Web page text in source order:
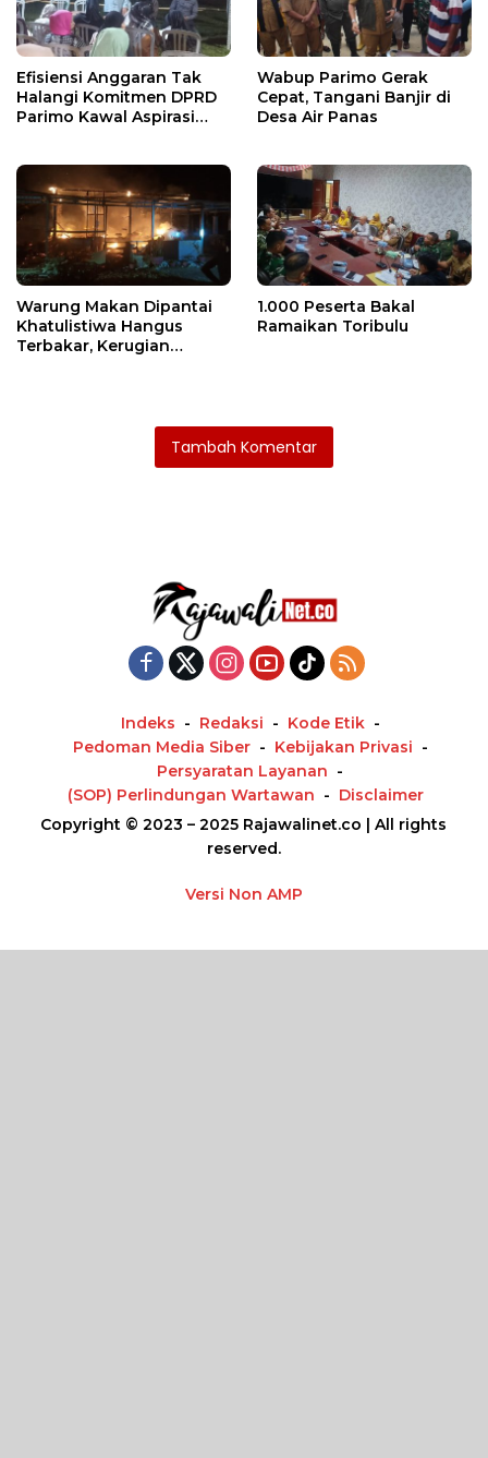
Efisiensi Anggaran Tak
Halangi Komitmen DPRD
Parimo Kawal Aspirasi
Wabup Parimo Gerak
Cepat, Tangani Banjir di
Desa Air Panas
Warung Makan Dipantai
Khatulistiwa Hangus
Terbakar, Kerugian
1.000 Peserta Bakal
Ramaikan Toribulu
Tambah Komentar
Indeks Redaksi
Kode Etik
Pedoman Media Siber
Kebijakan Privasi
Persyaratan Layanan
(SOP) Perlindungan Wartawan
Disclaimer
Copyright © 2023 – 2025 Rajawalinet.co | All rights
reserved.
Versi Non AMP